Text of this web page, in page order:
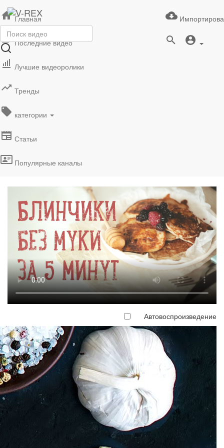
Главная
Последние видео
Лучшие видеоролики
Тренды
категории
Статьи
Популярные каналы
Автовоспроизведение